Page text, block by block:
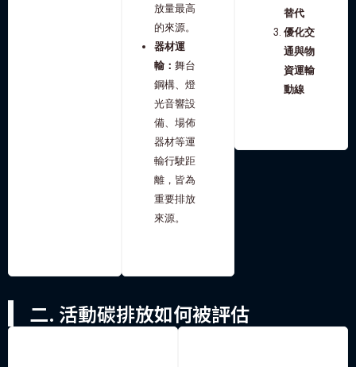
放量最高
的來源。
器材運
輸： 舞台
鋼構、燈
光音響設
備、場佈
器材等運
輸行駛距
離，皆為
重要排放
來源。
替代
優化交
通與物
資運輸
動線
二. 活動碳排放如何被評估